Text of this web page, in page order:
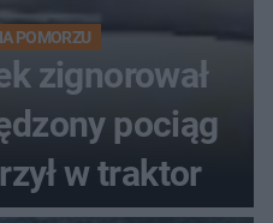
POMORZU
zignorował
pociąg
w traktor